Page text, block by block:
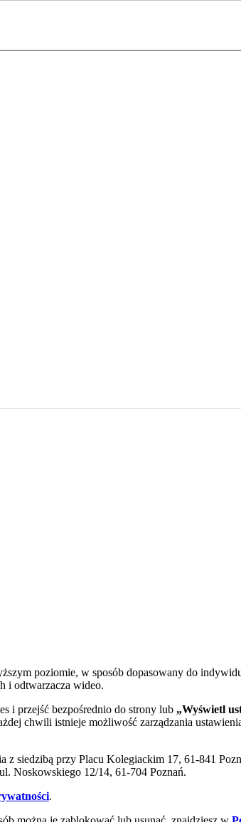
poziomie, w sposób dopasowany do
i odtwarzacza wideo.
i przejść bezpośrednio do strony lub „Wyświetl
chwili istnieje możliwość zarządzania
siedzibą przy Placu Kolegiackim 17, 61-841
Noskowskiego 12/14, 61-704 Poznań.
.